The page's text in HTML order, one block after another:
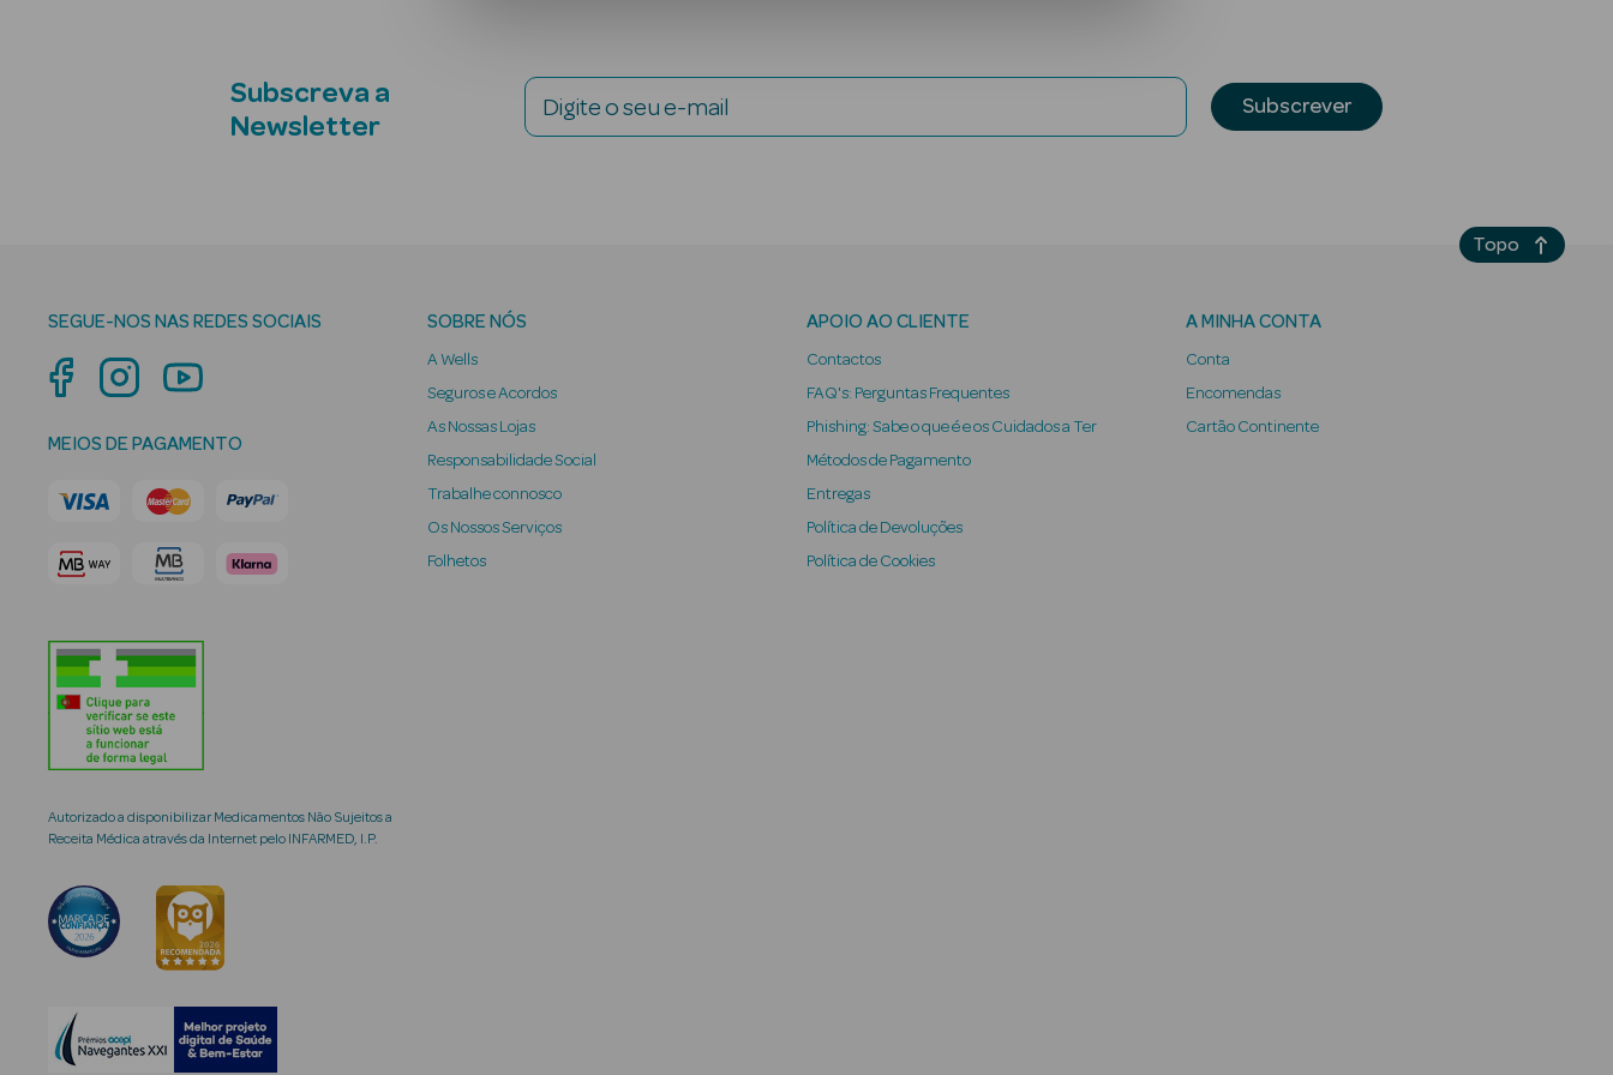
Subscreva a
Newsletter
Digite o seu e-mail Subscrever
SEGUE-NOS NAS REDES SOCIAIS
MEIOS DE PAGAMENTO
Autorizado a disponibilizar Medicamentos Não Sujeitos a
Receita Médica através da Internet pelo INFARMED, I.P.
SOBRE NÓS
A Wells
Seguros e Acordos
As Nossas Lojas
Responsabilidade Social
Trabalhe connosco
Os Nossos Serviços
Folhetos
APOIO AO CLIENTE
Contactos
FAQ's: Perguntas Frequentes
Phishing: Sabe o que é e os Cuidados a Ter
Métodos de Pagamento
Entregas
Política de Devoluções
Política de Cookies
A MINHA CONTA
Conta
Encomendas
Cartão Continente
Topo